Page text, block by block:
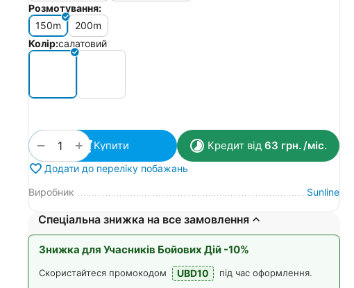
Розмотування:
150m
200m
Колір:салатовий
+
− Купити Кредит від 63 грн./міс.
Додати до переліку побажань
Виробник
Sunline
Спеціальна знижка на все замовлення
Знижка для Учасників Бойових Дій -10%
Скористайтеся промокодом UBD10 під час оформлення.